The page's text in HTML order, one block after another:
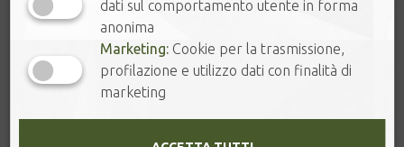
Matcha dal Giappone
Tè Oolong
Tè Nero
dati sul comportamento utente in forma
anonima
Marketing: Cookie per la trasmissione,
profilazione e utilizzo dati con finalità di
marketing